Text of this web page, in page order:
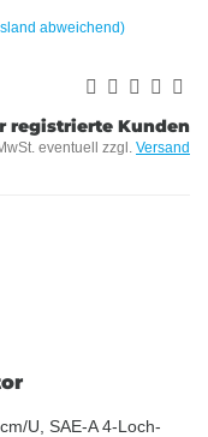
abweichend)
registrierte Kunden
eventuell zzgl. Versand
U, SAE-A 4-Loch-